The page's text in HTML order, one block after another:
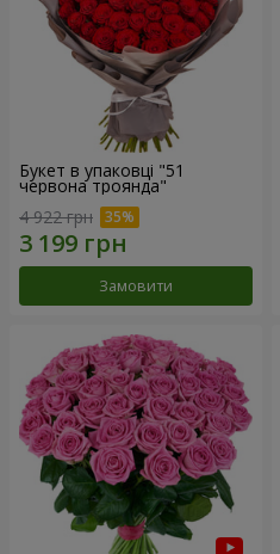
Букет в упаковці "51
червона троянда"
4 922 грн
Замовити